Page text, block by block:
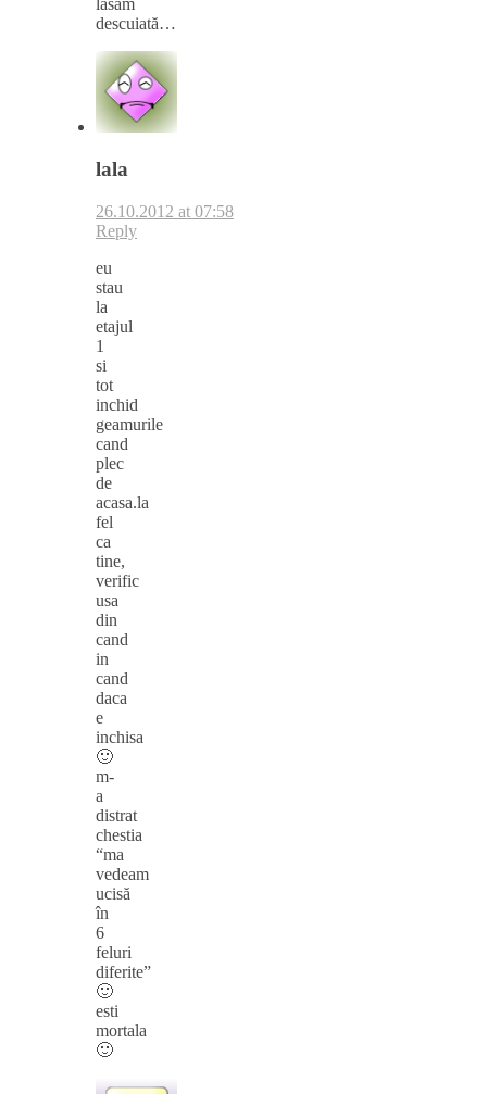
lăsăm
descuiată…
lala
26.10.2012 at 07:58
Reply
eu
stau
la
etajul
1
si
tot
inchid
geamurile
cand
plec
de
acasa.la
fel
ca
tine,
verific
usa
din
cand
in
cand
daca
e
inchisa
🙂
m-
a
distrat
chestia
“ma
vedeam
ucisă
în
6
feluri
diferite”
🙂
esti
mortala
🙂